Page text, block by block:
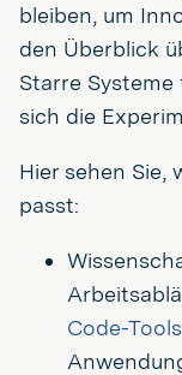
bleiben, um
den Überblick
Starre
sich die
Hier sehen Sie,
passt:
Code-Tools